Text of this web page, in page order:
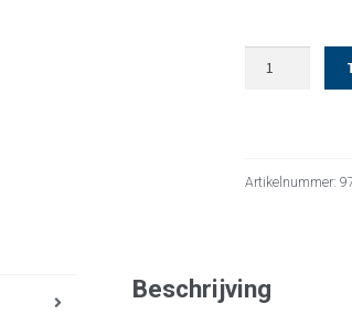
Artikelnummer:
Beschrijving